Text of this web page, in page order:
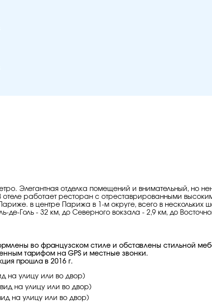
Элегантная отделка помещений и внимательный,
работает ресторан с отреставрированными
в центре Парижа в 1-м округе, всего в нескольких
де-Голь - 32 км, до Северного вокзала - 2,9 км, до
во французском стиле и обставлены стильной
тарифом на GPS и местные звонки.
прошла в 2016 г.
на улицу или во двор)
вид на улицу или во двор)
на улицу или во двор)